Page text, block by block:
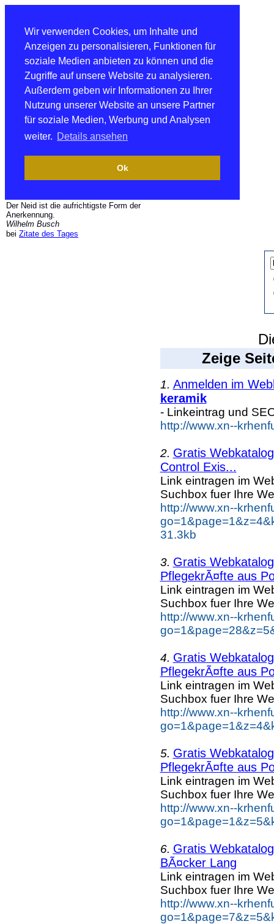
Wir verwenden Cookies, um Inhalte und
Anzeigen zu personalisieren, Funktionen für
soziale Medien anbieten zu können und die
Zugriffe auf unsere Website zu analysieren.
Außerdem geben wir Informationen zu Ihrer
Nutzung unserer Website an unsere Partner
für soziale Medien, Werbung und Analysen
weiter. Details ansehen
Ok
Der Neid ist die aufrichtigste Form der
Anerkennung.
Wilhelm Busch
bei Zitate des Tages
Zeige
1. Anmelden im
keramik
- Linkeintrag und
http://www.xn--
2. Gratis
Control Exis...
Link eintragen im
Suchbox fuer Ihre
http://www.xn--
31.3kb
3. Gratis
PflegekrÃ¤fte aus
Link eintragen im
Suchbox fuer Ihre
http://www.xn--
4. Gratis
PflegekrÃ¤fte aus
Link eintragen im
Suchbox fuer Ihre
http://www.xn--
5. Gratis
PflegekrÃ¤fte aus
Link eintragen im
Suchbox fuer Ihre
http://www.xn--
6. Gratis
BÃ¤cker Lang
Link eintragen im
Suchbox fuer Ihre
http://www.xn--